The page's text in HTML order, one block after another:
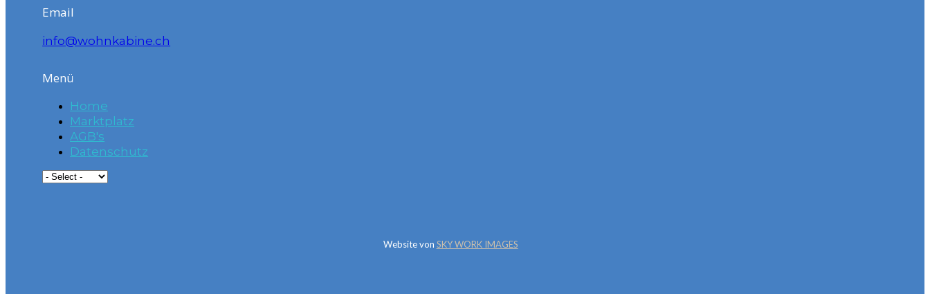
Email
info@wohnkabine.ch
Menü
Home
Marktplatz
AGB's
Datenschutz
Website von SKY WORK IMAGES